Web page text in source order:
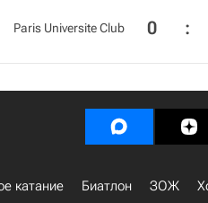
Paris Universite Club 0 :
катание Биатлон ЗОЖ